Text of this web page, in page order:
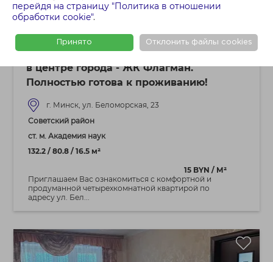
перейдя на страницу "Политика в отношении
обработки cookie".
Принято Отклонить файлы cookies
Продается четырехкомнатная квартира
в центре города - ЖК Флагман.
Полностью готова к проживанию!
г. Минск, ул. Беломорская, 23
Советский район
ст. м. Академия наук
132.2 / 80.8 / 16.5 м²
15 BYN / М²
Приглашаем Вас ознакомиться с комфортной и
продуманной четырехкомнатной квартирой по
адресу ул. Бел...